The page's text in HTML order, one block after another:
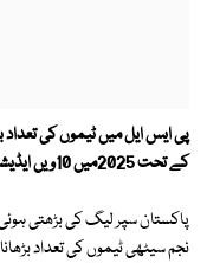
پی ایس ایل میں ٹیموں کی تعداد
کے تحت 2025میں 10ویں ایڈیشن تک کوئی اضافہ نہیں کیا جاسکتا۔
پاکستان سپر لیگ کی بڑھتی
نجم سیٹھی ٹیموں کی تعداد